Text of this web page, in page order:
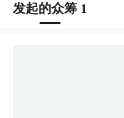
发起的众筹 1